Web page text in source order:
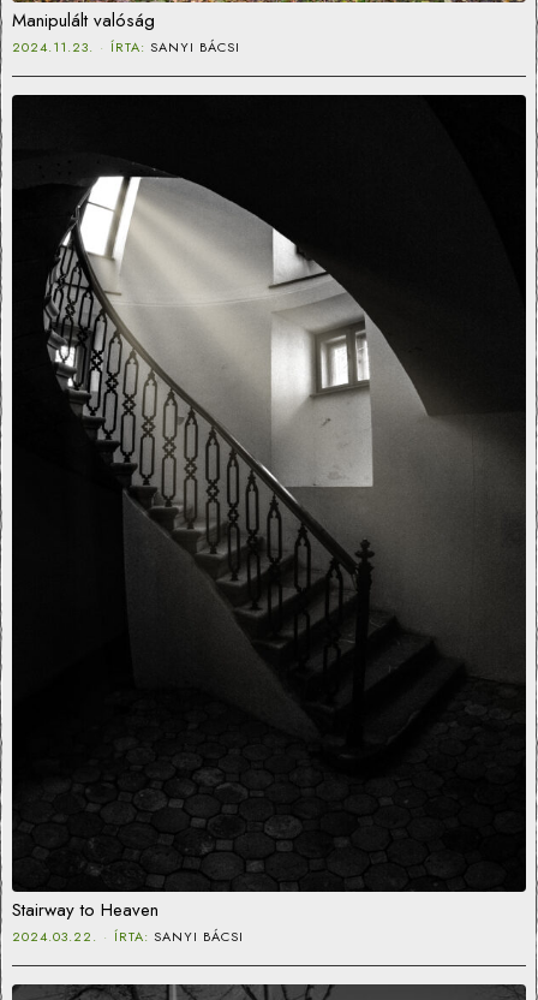
Manipulált valóság
2024.11.23. ÍRTA: SANYI BÁCSI
Stairway to Heaven
2024.03.22. ÍRTA: SANYI BÁCSI